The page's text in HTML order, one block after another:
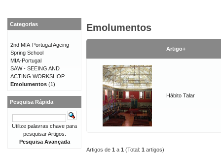
Emolumentos
Artigo+
Hábito Talar
Artigos de 1 a 1 (Total: 1 artigos)
Categorias
2nd MIA-Portugal Ageing
Spring School
MIA-Portugal
SAW - SEEING AND
ACTING WORKSHOP
Emolumentos (1)
Pesquisa Rápida
Utilize palavras chave para
pesquisar Artigos.
Pesquisa Avançada